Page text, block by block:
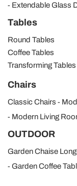
Extendable Glass
Tables
Round Tables
Coffee Tables
Transforming Tables
Chairs
Classic Chairs
Modern Living
OUTDOOR
Garden Chaise
Garden Coffee